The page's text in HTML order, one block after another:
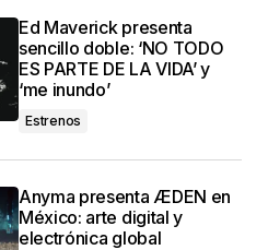
Ed Maverick presenta
sencillo doble: ‘NO TODO
ES PARTE DE LA VIDA’ y
‘me inundo’
Estrenos
Anyma presenta ÆDEN en
México: arte digital y
electrónica global